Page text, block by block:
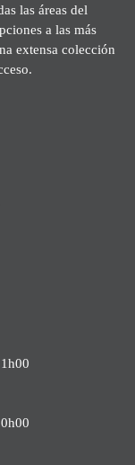
las áreas del
a las más
extensa colección